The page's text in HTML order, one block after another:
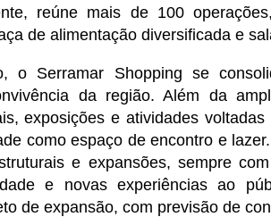
reúne mais de 100
de alimentação diversificada e
o Serramar Shopping se
da região. Além da
exposições e atividades
como espaço de encontro e
e expansões, sempre
e novas experiências ao
de expansão, com previsão de